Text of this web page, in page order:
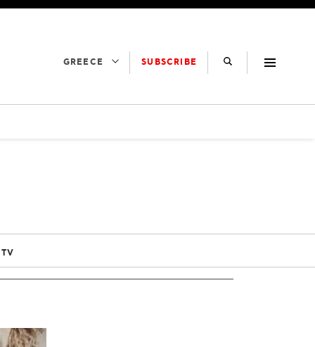
GREECE SUBSCRIBE